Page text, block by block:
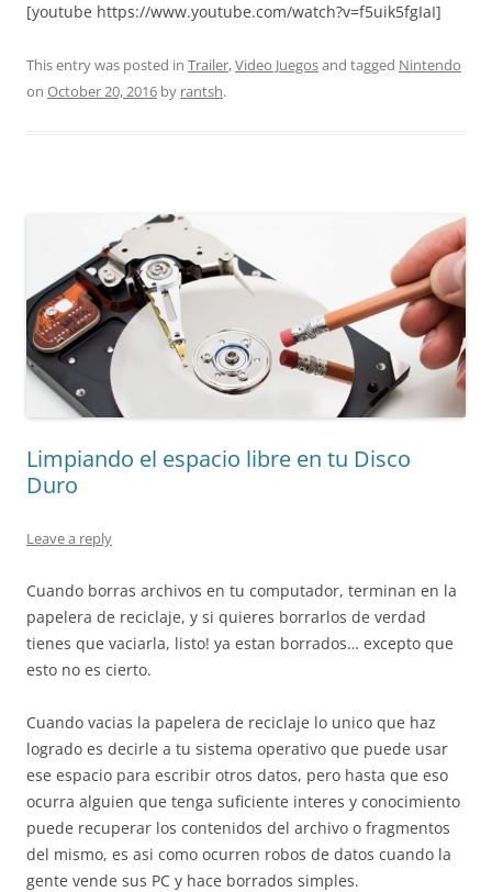
[youtube https://www.youtube.com/watch?v=f5uik5fgIaI]
This entry was posted in Trailer,Video Juegosand tagged Nintendo
on October 20, 2016 by rantsh.
Limpiando el espacio libre en tu Disco
Duro
Leave a reply
Cuando borras archivos en tu computador, terminan en la
papelera de reciclaje, y si quieres borrarlos de verdad
tienes que vaciarla, listo! ya estan borrados… excepto que
esto no es cierto.
Cuando vacias la papelera de reciclaje lo unico que haz
logrado es decirle a tu sistema operativo que puede usar
ese espacio para escribir otros datos, pero hasta que eso
ocurra alguien que tenga suficiente interes y conocimiento
puede recuperar los contenidos del archivo o fragmentos
del mismo, es asi como ocurren robos de datos cuando la
gente vende sus PC y hace borrados simples.